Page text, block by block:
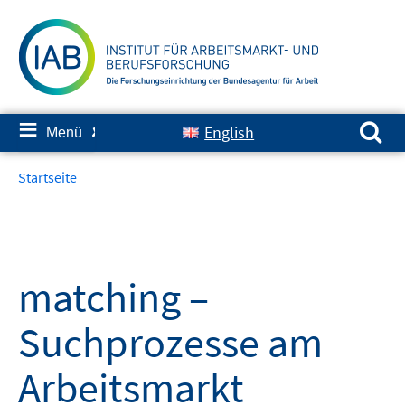
zum
Inhalt
≡ Menü ✘ English
Suchen nach:
Startseite
matching –
Suchprozesse am
Arbeitsmarkt